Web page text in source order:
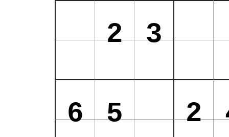
2 3
6 5 2